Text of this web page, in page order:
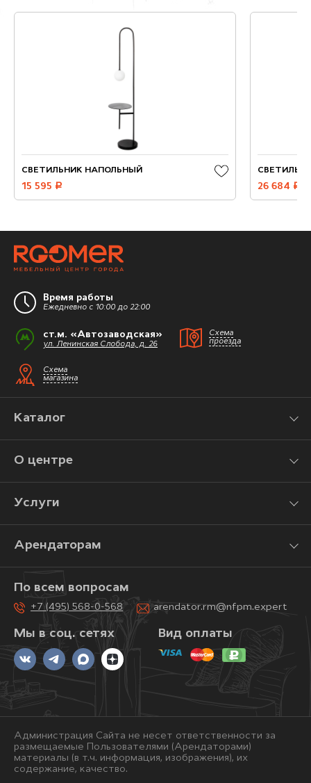
СВЕТИЛЬНИК НАПОЛЬНЫЙ
15 595 руб. 26 684 руб.
Время работы
Ежедневно с 10:00 до 22:00
ст.м. «Автозаводская»
ул. Ленинская Слобода, д. 26
Схема
проезда
Схема
магазина
Каталог
О центре
Услуги
Арендаторам
Мы в соц. сетях
По всем вопросам
+7 (495) 568-0-568 arendator.rm@nfpm.expert
Вид оплаты
Администрация Сайта не несет ответственности за
размещаемые Пользователями (Арендаторами)
материалы (в т.ч. информация, изображения), их
содержание, качество.